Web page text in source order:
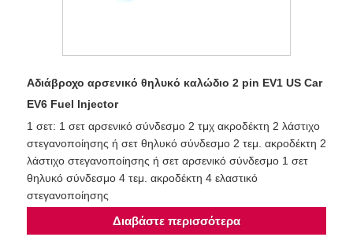
Αδιάβροχο αρσενικό θηλυκό καλώδιο 2 pin EV1 US Car
EV6 Fuel Injector
1 σετ: 1 σετ αρσενικό σύνδεσμο 2 τμχ ακροδέκτη 2 λάστιχο
στεγανοποίησης ή σετ θηλυκό σύνδεσμο 2 τεμ. ακροδέκτη 2
λάστιχο στεγανοποίησης ή σετ αρσενικό σύνδεσμο 1 σετ
θηλυκό σύνδεσμο 4 τεμ. ακροδέκτη 4 ελαστικό
στεγανοποίησης
Διαβάστε περισσότερα